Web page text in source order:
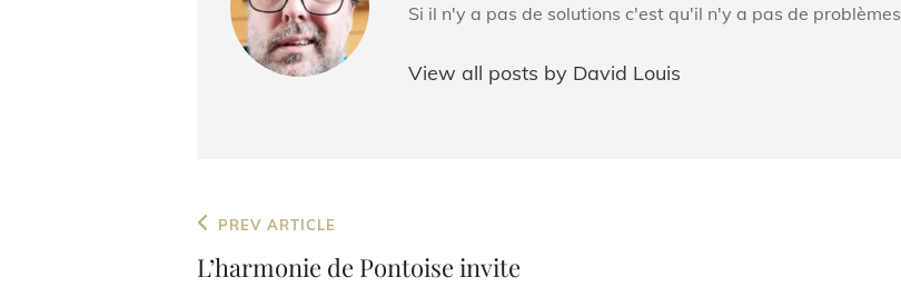
Si il n'y a pas de solutions c'est qu'il n'y a pas de problèmes
View all posts by David Louis
Navigation
de
Previous
Post
PREV ARTICLE
L’harmonie de Pontoise invite